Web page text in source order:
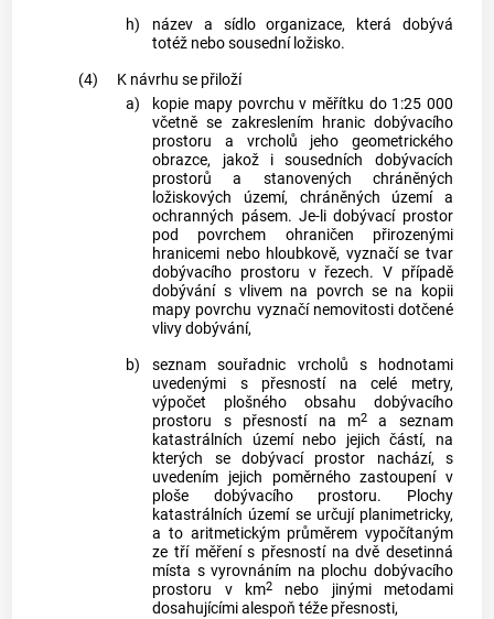
h)
název a sídlo organizace, která dobývá
totéž nebo sousední ložisko.
(4)
K návrhu se přiloží
a)
kopie mapy povrchu v měřítku do 1:25 000
včetně se zakreslením hranic dobývacího
prostoru a vrcholů jeho geometrického
obrazce, jakož i sousedních dobývacích
prostorů a stanovených chráněných
ložiskových území, chráněných území a
ochranných pásem. Je-li dobývací prostor
pod povrchem ohraničen přirozenými
hranicemi nebo hloubkově, vyznačí se tvar
dobývacího prostoru v řezech. V případě
dobývání s vlivem na povrch se na kopii
mapy povrchu vyznačí nemovitosti dotčené
vlivy dobývání,
b)
seznam souřadnic vrcholů s hodnotami
uvedenými s přesností na celé metry,
výpočet plošného obsahu dobývacího
prostoru s přesností na m2a seznam
katastrálních území nebo jejich částí, na
kterých se dobývací prostor nachází, s
uvedením jejich poměrného zastoupení v
ploše dobývacího prostoru. Plochy
katastrálních území se určují planimetricky,
a to aritmetickým průměrem vypočítaným
ze tří měření s přesností na dvě desetinná
místa s vyrovnáním na plochu dobývacího
prostoru v km2nebo jinými metodami
dosahujícími alespoň téže přesnosti,